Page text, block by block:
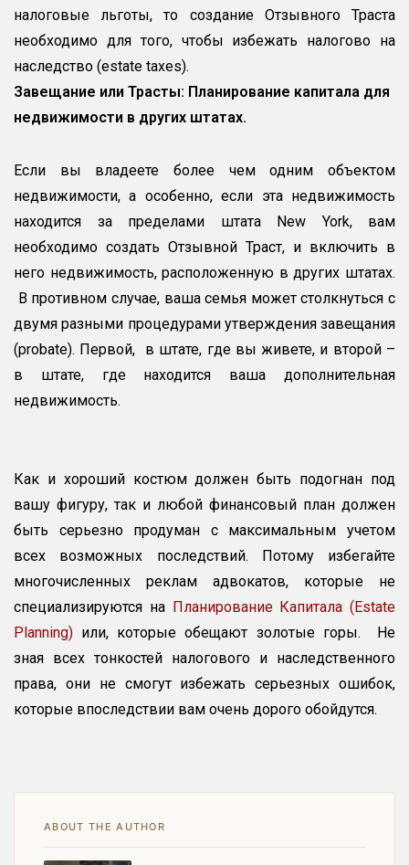
налоговые льготы, то создание Отзывного Траста
необходимо для того, чтобы избежать налогово на
наследство (estate taxes).
Завещание или Трасты: Планирование капитала для
недвижимости в других штатах.
Если вы владеете более чем одним объектом
недвижимости, а особенно, если эта недвижимость
находится за пределами штата New York, вам
необходимо создать Отзывной Траст, и включить в
него недвижимость, расположенную в других штатах.
В противном случае, ваша семья может столкнуться с
двумя разными процедурами утверждения завещания
(probate). Первой, в штате, где вы живете, и второй –
в штате, где находится ваша дополнительная
недвижимость.
Как и хороший костюм должен быть подогнан под
вашу фигуру, так и любой финансовый план должен
быть серьезно продуман с максимальным учетом
всех возможных последствий. Потому избегайте
многочисленных реклам адвокатов, которые не
специализируются на Планирование Капитала (Estate
Planning) или, которые обещают золотые горы. Не
зная всех тонкостей налогового и наследственного
права, они не смогут избежать серьезных ошибок,
которые впоследствии вам очень дорого обойдутся.
ABOUT THE AUTHOR